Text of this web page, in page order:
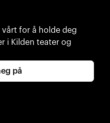
for å holde deg
i Kilden teater og
på